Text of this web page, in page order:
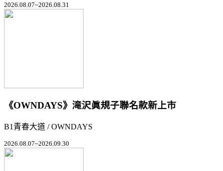
2026.08.07~2026.08.31
《OWNDAYS》滝沢眞規子聯名款新上市
B1青春大道 / OWNDAYS
2026.08.07~2026.09.30